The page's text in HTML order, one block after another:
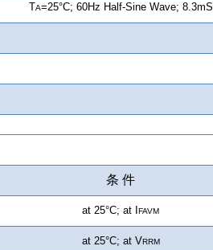
TA=25°C; 60Hz Half-Sine Wave; 8.3mS
条 件
at 25°C; at IFAVM
at 25°C; at VRRM